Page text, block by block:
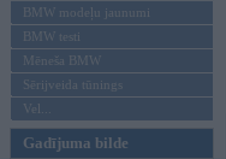
BMW modeļu jaunumi
BMW testi
Mēneša BMW
Sērijveida tūnings
Vel...
Gadījuma bilde